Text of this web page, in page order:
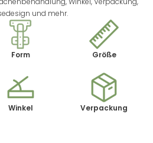
und mehr.
Form Größe
Winkel Verpackung